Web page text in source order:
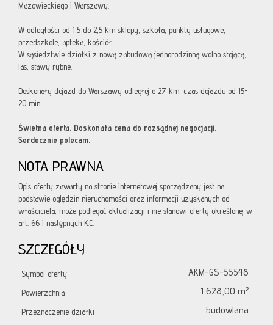
Mazowieckiego i Warszawy.
W odległości od 1,5 do 2,5 km sklepy, szkoła, punkty usługowe,
przedszkole, apteka, kościół.
W sąsiedztwie działki z nową zabudową jednorodzinną wolno stojącą,
las, stawy rybne.
Doskonały dojazd do Warszawy odległej o 27 km, czas dojazdu od 15-
20 min.
Świetna oferta. Doskonała cena do rozsądnej negocjacji.
Serdecznie polecam.
NOTA PRAWNA
Opis oferty zawarty na stronie internetowej sporządzany jest na
podstawie oględzin nieruchomości oraz informacji uzyskanych od
właściciela, może podlegać aktualizacji i nie stanowi oferty określonej w
art. 66 i następnych K.C.
SZCZEGÓŁY
Symbol oferty AKM-GS-55548
Powierzchnia 1 628,00 m²
Przeznaczenie działki budowlana